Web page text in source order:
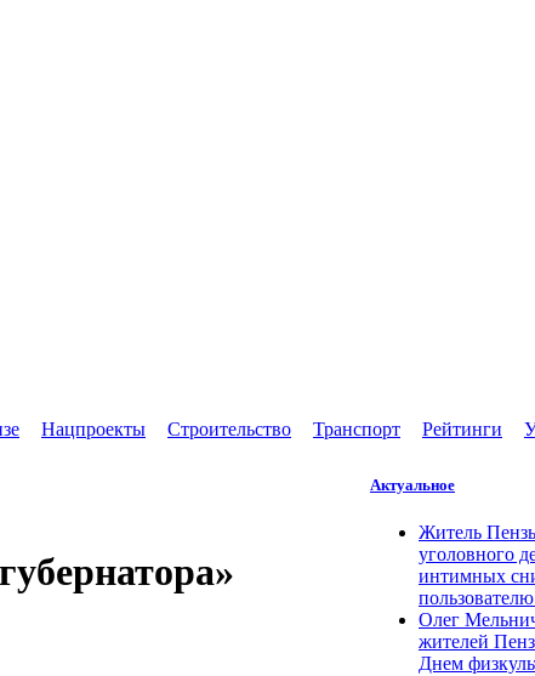
Нацпроекты Строительство Транспорт Рейтинги
Актуальное
Житель
уголовного
интимных
Олег
жителей
Днем